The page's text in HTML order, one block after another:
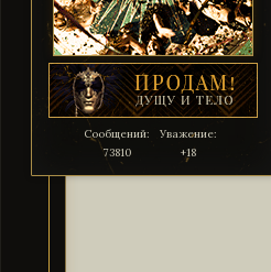
Сообщений:
73810
Уважение:
+18